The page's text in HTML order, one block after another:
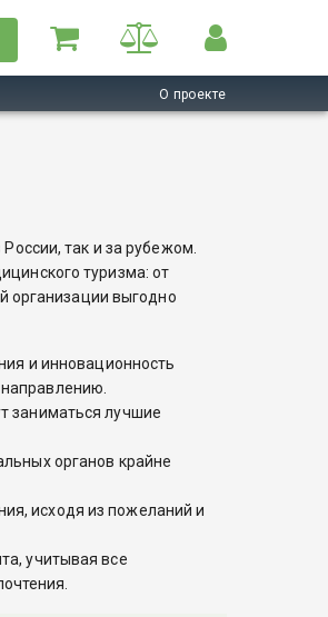
О проекте
так и за рубежом.
туризма: от
организации выгодно
и инновационность
заниматься лучшие
органов крайне
исходя из пожеланий и
учитывая все